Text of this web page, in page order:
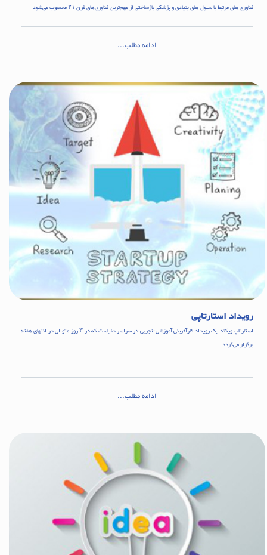
فناوری های مرتبط با سلول های بنیادی و پزشکی بازساختی از مهم‌ترین فناوری‌های قرن ۲۱ محسوب می‌شود
ادامه مطلب...
رویداد استارتاپی
استارتاپ ویکند یک رویداد کارآفرینی آموزشی-تجربی در سراسر دنیاست که در ۳ روز متوالی در انتهای هفته
بر‌گزار می‌گردد
ادامه مطلب...